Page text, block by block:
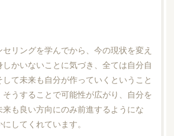
リングを学んでから、今の現状を変え
かいないことに気づき、全ては自分自
て未来も自分が作っていくということ
うすることで可能性が広がり、自分を
も良い方向にのみ前進するようにな
してくれています。